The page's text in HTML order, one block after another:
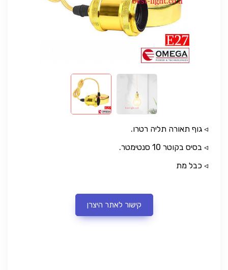
◃ גוף תאורה תליה רטרו.
◃ בסיס בקוטר 10 סנטימטר.
◃ כבל מת
קישור לאתר היצרן